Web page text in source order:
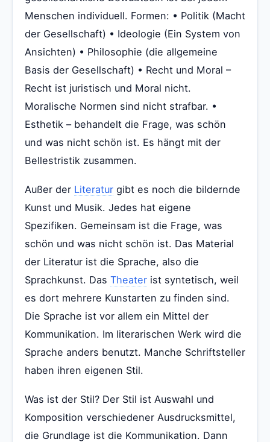
Menschen individuell. Formen: • Politik (Macht
der Gesellschaft) • Ideologie (Ein System von
Ansichten) • Philosophie (die allgemeine
Basis der Gesellschaft) • Recht und Moral –
Recht ist juristisch und Moral nicht.
Moralische Normen sind nicht strafbar. •
Esthetik – behandelt die Frage, was schön
und was nicht schön ist. Es hängt mit der
Bellestristik zusammen.
Außer der Literatur gibt es noch die bildernde
Kunst und Musik. Jedes hat eigene
Spezifiken. Gemeinsam ist die Frage, was
schön und was nicht schön ist. Das Material
der Literatur ist die Sprache, also die
Sprachkunst. Das Theater ist syntetisch, weil
es dort mehrere Kunstarten zu finden sind.
Die Sprache ist vor allem ein Mittel der
Kommunikation. Im literarischen Werk wird die
Sprache anders benutzt. Manche Schriftsteller
haben ihren eigenen Stil.
Was ist der Stil? Der Stil ist Auswahl und
Komposition verschiedener Ausdrucksmittel,
die Grundlage ist die Kommunikation. Dann